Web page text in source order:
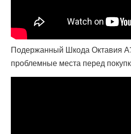
Подержанный Шкода Октавия
проблемные места перед